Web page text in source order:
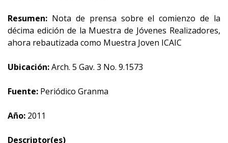
Resumen: Nota de prensa sobre el comienzo de la
décima edición de la Muestra de Jóvenes Realizadores,
ahora rebautizada como Muestra Joven ICAIC
Ubicación:Arch. 5 Gav. 3 No. 9.1573
Fuente: Periódico Granma
Año: 2011
Descriptor(es)